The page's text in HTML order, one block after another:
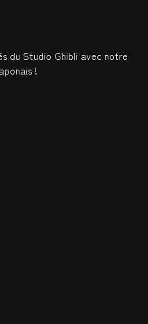
du Studio Ghibli avec notre
!